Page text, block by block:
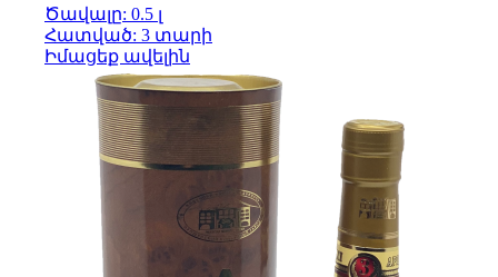
Ծավալը: 0.5 լ
Հատված: 3 տարի
Իմացեք ավելին